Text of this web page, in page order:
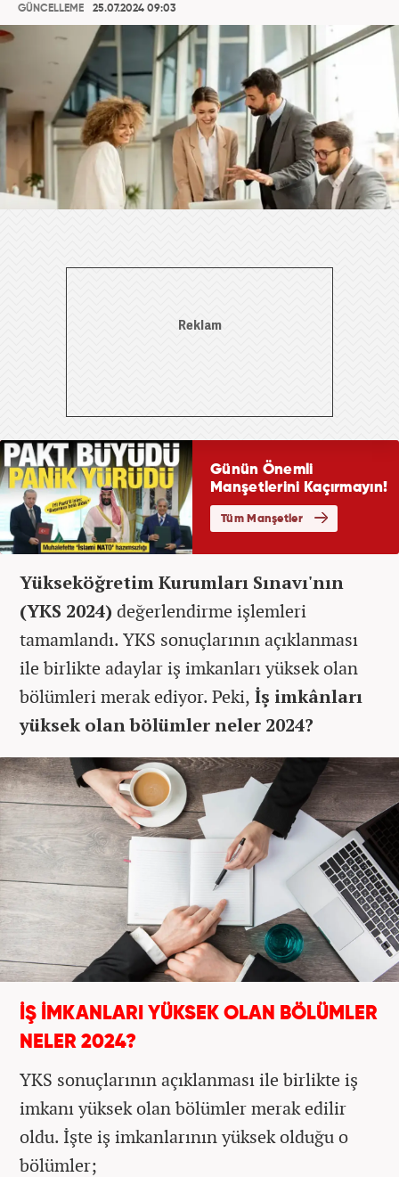
GÜNCELLEME
25.07.2024 09:03
Yükseköğretim Kurumları Sınavı'nın
(YKS 2024) değerlendirme işlemleri
tamamlandı. YKS sonuçlarının açıklanması
ile birlikte adaylar iş imkanları yüksek olan
bölümleri merak ediyor. Peki, İş imkânları
yüksek olan bölümler neler 2024?
İŞ İMKANLARI YÜKSEK OLAN BÖLÜMLER
NELER 2024?
YKS sonuçlarının açıklanması ile birlikte iş
imkanı yüksek olan bölümler merak edilir
oldu. İşte iş imkanlarının yüksek olduğu o
bölümler;